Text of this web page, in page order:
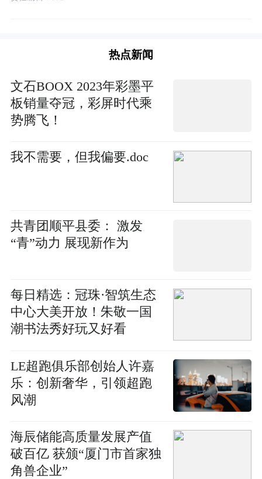
热点新闻
文石BOOX 2023年彩墨平
板销量夺冠，彩屏时代乘
势腾飞！
我不需要，但我偏要.doc
共青团顺平县委： 激发
“青”动力 展现新作为
每日精选：冠珠·智筑生态
中心大美开放！朱敬一国
潮书法秀好玩又好看
LE超跑俱乐部创始人许嘉
乐：创新奢华，引领超跑
风潮
海辰储能高质量发展产值
破百亿 获颁“厦门市首家独
角兽企业”